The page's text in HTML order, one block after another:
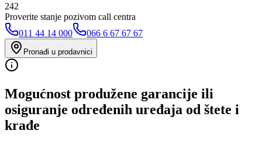
242
Proverite stanje pozivom call centra
011 44 14 000
066 6 67 67 67
Pronađi u prodavnici
Mogućnost produžene garancije ili
osiguranje određenih uređaja od štete i
krađe